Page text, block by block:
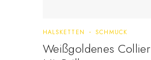
HALSKETTEN SCHMUCK
Weißgoldenes Collier